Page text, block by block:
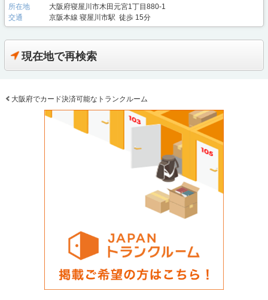
所在地
大阪府寝屋川市木田元宮1丁目880-1
交通
京阪本線 寝屋川市駅 徒歩 15分
現在地で再検索
大阪府でカード決済可能なトランクルーム